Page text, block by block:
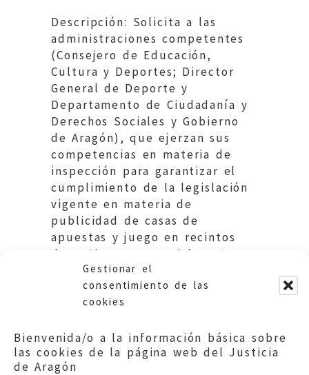
Gestionar el
consentimiento de las
cookies
Bienvenida/o a la información básica sobre
las cookies de la página web del Justicia
de Aragón
Descripción: Solicita a las
administraciones competentes
(Consejero de Educación,
Cultura y Deportes; Director
General de Deporte y
Departamento de Ciudadanía y
Derechos Sociales y Gobierno
de Aragón), que ejerzan sus
competencias en materia de
inspección para garantizar el
cumplimiento de la legislación
vigente en materia de
publicidad de casas de
apuestas y juego en recintos
deportivos, y especialmente
cuando afecte a menores.